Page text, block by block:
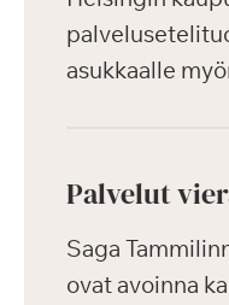
asukkaalle
Palvelut
Saga
ovat avoinna